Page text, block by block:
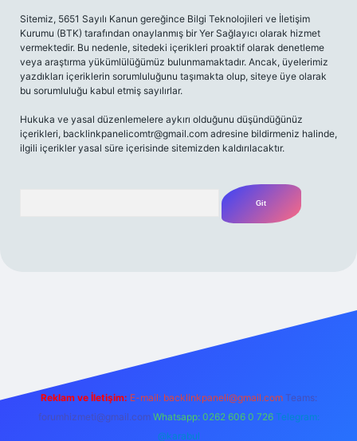
Sitemiz, 5651 Sayılı Kanun gereğince Bilgi Teknolojileri ve İletişim
Kurumu (BTK) tarafından onaylanmış bir Yer Sağlayıcı olarak hizmet
vermektedir. Bu nedenle, sitedeki içerikleri proaktif olarak denetleme
veya araştırma yükümlülüğümüz bulunmamaktadır. Ancak, üyelerimiz
yazdıkları içeriklerin sorumluluğunu taşımakta olup, siteye üye olarak
bu sorumluluğu kabul etmiş sayılırlar.
Hukuka ve yasal düzenlemelere aykırı olduğunu düşündüğünüz
içerikleri, backlinkpanelicomtr@gmail.com adresine bildirmeniz halinde,
ilgili içerikler yasal süre içerisinde sitemizden kaldırılacaktır.
m elexbet
Reklam ve İletişim: E-mail: backlinkpaneli@gmail.com Teams:
forumhizmeti@gmail.com Whatsapp: 0262 606 0 726 Telegram:
@karabul